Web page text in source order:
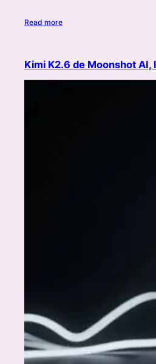
Read more
Kimi K2.6 de Moonshot